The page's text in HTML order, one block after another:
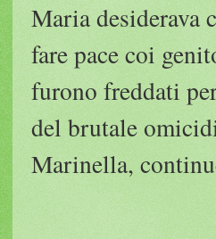
Maria desiderava
fare pace coi
furono freddati
del brutale
Marinella,